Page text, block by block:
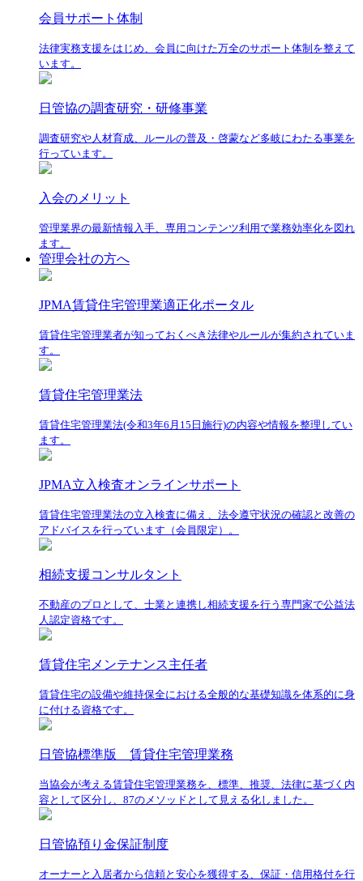
会員サポート体制
法律実務支援をはじめ、会員に向けた万全のサポート体制を整えて
います。
日管協の調査研究・研修事業
調査研究や人材育成、ルールの普及・啓蒙など多岐にわたる事業を
行っています。
入会のメリット
管理業界の最新情報入手、専用コンテンツ利用で業務効率化を図れ
ます。
管理会社の方へ
JPMA賃貸住宅管理業適正化ポータル
賃貸住宅管理業者が知っておくべき法律やルールが集約されていま
す。
賃貸住宅管理業法
賃貸住宅管理業法(令和3年6月15日施行)の内容や情報を整理してい
ます。
JPMA立入検査オンラインサポート
賃貸住宅管理業法の立入検査に備え、法令遵守状況の確認と改善の
アドバイスを行っています（会員限定）。
相続支援コンサルタント
不動産のプロとして、士業と連携し相続支援を行う専門家で公益法
人認定資格です。
賃貸住宅メンテナンス主任者
賃貸住宅の設備や維持保全における全般的な基礎知識を体系的に身
に付ける資格です。
日管協標準版 賃貸住宅管理業務
当協会が考える賃貸住宅管理業務を、標準、推奨、法律に基づく内
容として区分し、87のメソッドとして見える化しました。
日管協預り金保証制度
オーナーと入居者から信頼と安心を獲得する、保証・信用格付を行